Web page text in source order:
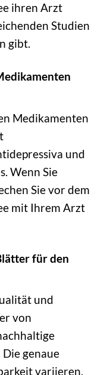
ihren Arzt
Studien
gibt.
Medikamenten
und
Wenn Sie
Sie vor dem
mit Ihrem Arzt
für den
und
von
genaue
variieren,